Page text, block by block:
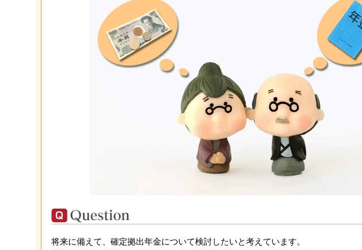
将来に備えて、確定拠出年金について検討したいと考えています。